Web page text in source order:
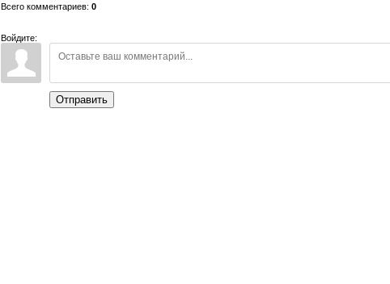
Всего комментариев: 0
Войдите:
Отправить